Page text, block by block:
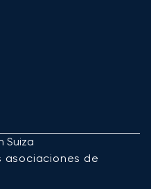
Suiza
asociaciones de